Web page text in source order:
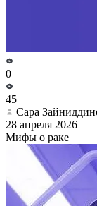
0
45
Сара
28 апреля 2026
Мифы о раке